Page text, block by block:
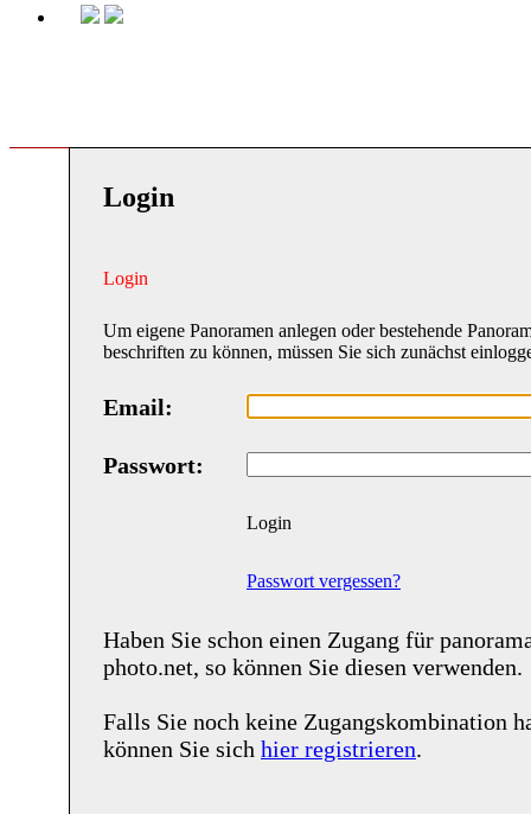
Login
Login
Um eigene Panoramen anlegen oder bestehende
beschriften zu können, müssen Sie sich zunächst
Email:
Passwort:
Login
Passwort vergessen?
Haben Sie schon einen Zugang für
photo.net, so können Sie diesen verwenden.
Falls Sie noch keine Zugangskombination
können Sie sich hier registrieren.